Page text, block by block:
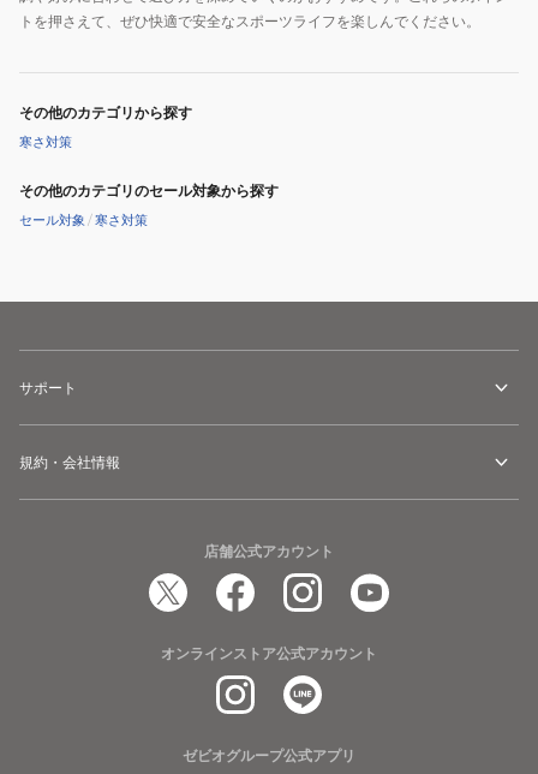
トを押さえて、ぜひ快適で安全なスポーツライフを楽しんでください。
その他のカテゴリから探す
寒さ対策
その他のカテゴリのセール対象から探す
セール対象 /寒さ対策
サポート
規約・会社情報
店舗公式アカウント
オンラインストア公式アカウント
ゼビオグループ公式アプリ